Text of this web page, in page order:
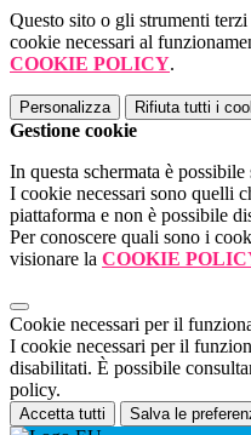
Questo sito o gli strumenti
cookie necessari al
COOKIE POLICY.
Personalizza Rifiuta tutti i
Gestione cookie
In questa schermata è
I cookie necessari sono quelli
piattaforma e non è possibile
Per conoscere quali sono i
visionare la COOKIE
Cookie necessari per il
I cookie necessari per il
disabilitati. È possibile
policy.
Accetta tutti Salva le